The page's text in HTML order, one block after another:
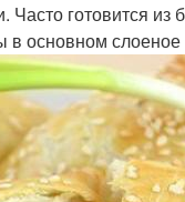
готовится
основном слоеное